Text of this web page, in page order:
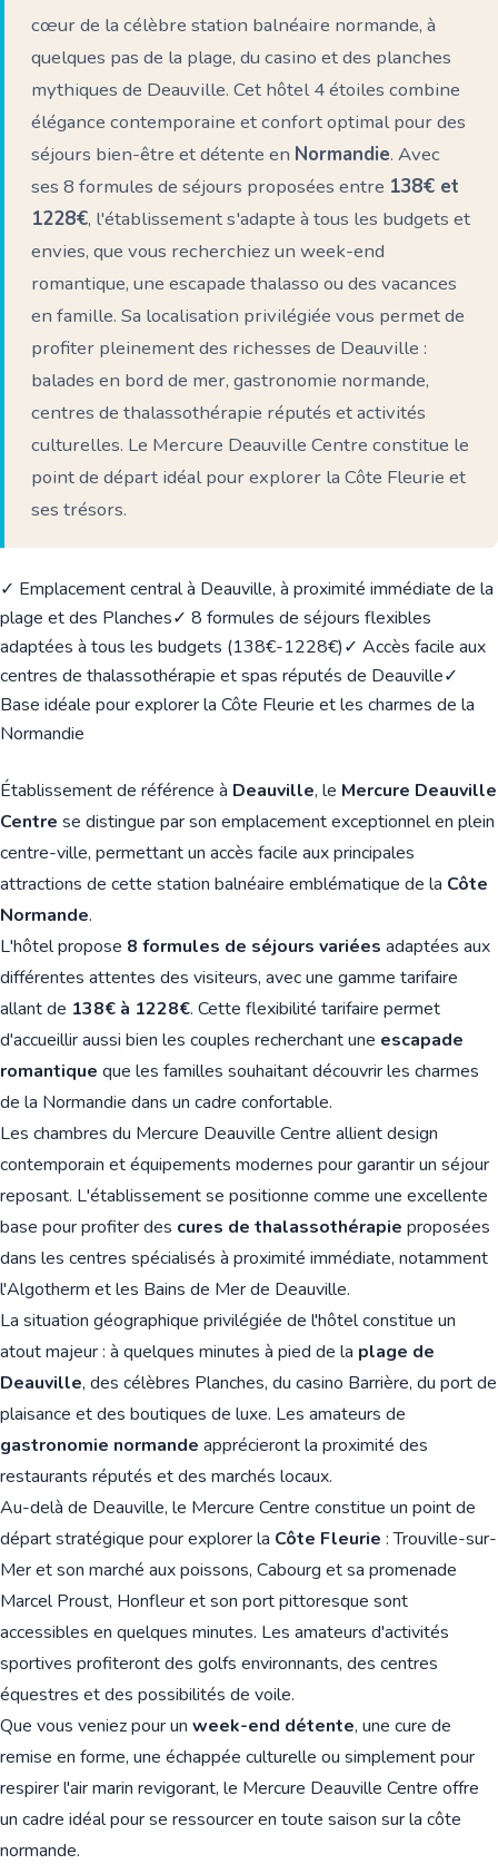
cœur de la célèbre station balnéaire normande, à
quelques pas de la plage, du casino et des planches
mythiques de Deauville. Cet hôtel 4 étoiles combine
élégance contemporaine et confort optimal pour des
séjours bien-être et détente en Normandie. Avec
ses 8 formules de séjours proposées entre 138€ et
1228€, l'établissement s'adapte à tous les budgets et
envies, que vous recherchiez un week-end
romantique, une escapade thalasso ou des vacances
en famille. Sa localisation privilégiée vous permet de
profiter pleinement des richesses de Deauville :
balades en bord de mer, gastronomie normande,
centres de thalassothérapie réputés et activités
culturelles. Le Mercure Deauville Centre constitue le
point de départ idéal pour explorer la Côte Fleurie et
ses trésors.
✓ Emplacement central à Deauville, à proximité immédiate de la
plage et des Planches✓ 8 formules de séjours flexibles
adaptées à tous les budgets (138€-1228€)✓ Accès facile aux
centres de thalassothérapie et spas réputés de Deauville✓
Base idéale pour explorer la Côte Fleurie et les charmes de la
Normandie
Établissement de référence à Deauville, le Mercure Deauville
Centre se distingue par son emplacement exceptionnel en plein
centre-ville, permettant un accès facile aux principales
attractions de cette station balnéaire emblématique de la Côte
Normande.
L'hôtel propose 8 formules de séjours variées adaptées aux
différentes attentes des visiteurs, avec une gamme tarifaire
allant de 138€ à 1228€. Cette flexibilité tarifaire permet
d'accueillir aussi bien les couples recherchant une escapade
romantique que les familles souhaitant découvrir les charmes
de la Normandie dans un cadre confortable.
Les chambres du Mercure Deauville Centre allient design
contemporain et équipements modernes pour garantir un séjour
reposant. L'établissement se positionne comme une excellente
base pour profiter des cures de thalassothérapie proposées
dans les centres spécialisés à proximité immédiate, notamment
l'Algotherm et les Bains de Mer de Deauville.
La situation géographique privilégiée de l'hôtel constitue un
atout majeur : à quelques minutes à pied de la plage de
Deauville, des célèbres Planches, du casino Barrière, du port de
plaisance et des boutiques de luxe. Les amateurs de
gastronomie normande apprécieront la proximité des
restaurants réputés et des marchés locaux.
Au-delà de Deauville, le Mercure Centre constitue un point de
départ stratégique pour explorer la Côte Fleurie : Trouville-sur-
Mer et son marché aux poissons, Cabourg et sa promenade
Marcel Proust, Honfleur et son port pittoresque sont
accessibles en quelques minutes. Les amateurs d'activités
sportives profiteront des golfs environnants, des centres
équestres et des possibilités de voile.
Que vous veniez pour un week-end détente, une cure de
remise en forme, une échappée culturelle ou simplement pour
respirer l'air marin revigorant, le Mercure Deauville Centre offre
un cadre idéal pour se ressourcer en toute saison sur la côte
normande.